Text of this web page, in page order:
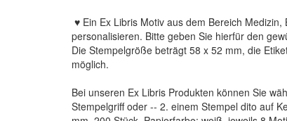
♥ Ein Ex Libris Motiv aus dem Bereich
personalisieren. Bitte geben Sie hierfür den
Die Stempelgröße beträgt 58 x 52 mm, die
möglich.
Bei unseren Ex Libris Produkten können Sie
Stempelgriff oder -- 2. einem Stempel dito auf